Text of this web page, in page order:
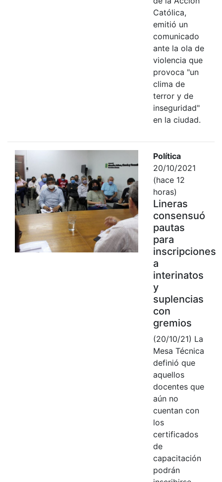
Católica,
emitió un
comunicado
ante la ola de
violencia que
provoca "un
clima de
terror y de
inseguridad"
en la ciudad.
Política
20/10/2021
(hace 12
horas)
Lineras
consensuó
pautas
para
inscripciones
a
interinatos
y
suplencias
con
gremios
(20/10/21) La
Mesa Técnica
definió que
aquellos
docentes que
aún no
cuentan con
los
certificados
de
capacitación
podrán